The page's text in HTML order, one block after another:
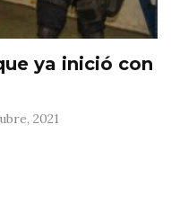
ya inició con
2021